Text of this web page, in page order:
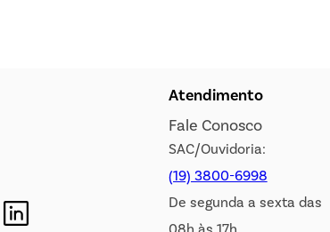
Atendimento
Fale Conosco
SAC/Ouvidoria:
(19) 3800-6998
De segunda a sexta das